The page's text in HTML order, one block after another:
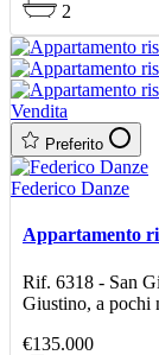
2
Vendita
Preferito
Federico Danze
Appartamento
Rif. 6318 - San
Giustino, a pochi
€135.000